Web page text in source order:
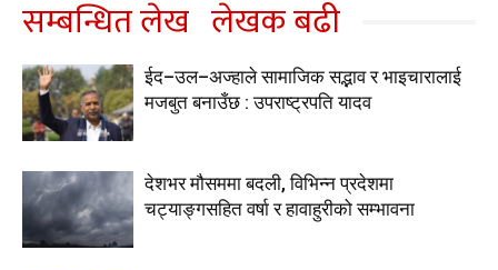
सम्बन्धित लेख लेखक बढी
ईद–उल–अज्हाले सामाजिक सद्भाव र भाइचारालाई
मजबुत बनाउँछ : उपराष्ट्रपति यादव
देशभर मौसममा बदली, विभिन्न प्रदेशमा
चट्याङ्गसहित वर्षा र हावाहुरीको सम्भावना